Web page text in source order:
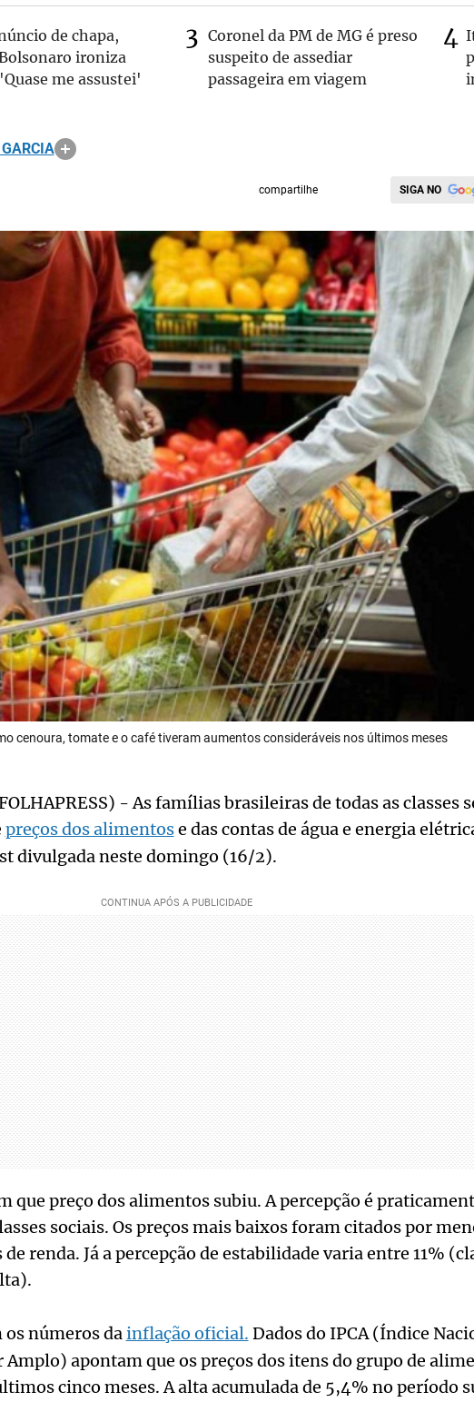
de chapa,
ironiza
me assustei'
Coronel da PM de MG é preso
suspeito de assediar
passageira em viagem
compartilhe SIGA NO
cenoura, tomate e o café tiveram aumentos consideráveis nos últimos meses
- As famílias brasileiras de todas as classes
preços dos alimentose das contas de água e energia
divulgada neste domingo (16/2).
que preço dos alimentos subiu. A percepção é
sociais. Os preços mais baixos foram citados por
renda. Já a percepção de estabilidade varia entre 11%
números dainflação oficial. Dados do IPCA (Índice
Amplo) apontam que os preços dos itens do grupo de
cinco meses. A alta acumulada de 5,4% no período